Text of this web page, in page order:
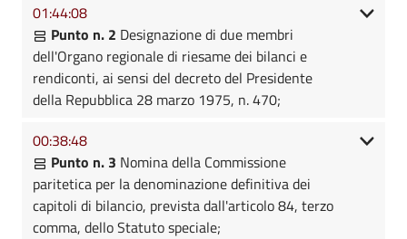
01:44:08
Punto n. 2 Designazione di due membri
dell'Organo regionale di riesame dei bilanci e
rendiconti, ai sensi del decreto del Presidente
della Repubblica 28 marzo 1975, n. 470;
00:38:48
Punto n. 3 Nomina della Commissione
paritetica per la denominazione definitiva dei
capitoli di bilancio, prevista dall'articolo 84, terzo
comma, dello Statuto speciale;